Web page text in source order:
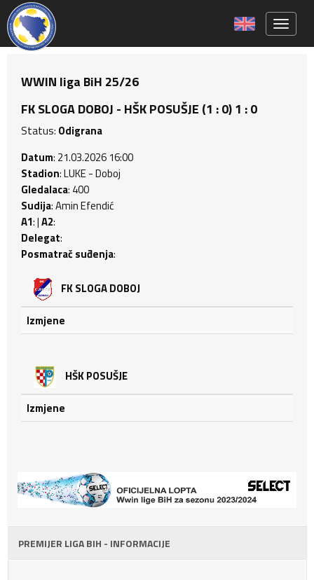
WWIN liga BiH 25/26
FK SLOGA DOBOJ - HŠK POSUŠJE (1 : 0) 1 : 0
Status: Odigrana
Datum: 21.03.2026 16:00
Stadion: LUKE - Doboj
Gledalaca: 400
Sudija: Amin Efendić
A1: |A2:
Delegat:
Posmatrač suđenja:
FK SLOGA DOBOJ
Izmjene
HŠK POSUŠJE
Izmjene
PREMIJER LIGA BIH - INFORMACIJE